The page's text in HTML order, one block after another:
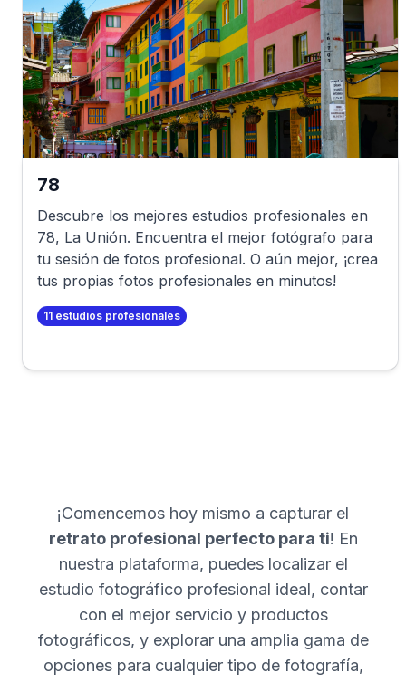
78
Descubre los mejores estudios profesionales en
78, La Unión. Encuentra el mejor fotógrafo para
tu sesión de fotos profesional. O aún mejor, ¡crea
tus propias fotos profesionales en minutos!
11 estudios profesionales
¡Comencemos hoy mismo a capturar el
retrato profesional perfecto para ti! En
nuestra plataforma, puedes localizar el
estudio fotográfico profesional ideal, contar
con el mejor servicio y productos
fotográficos, y explorar una amplia gama de
opciones para cualquier tipo de fotografía,